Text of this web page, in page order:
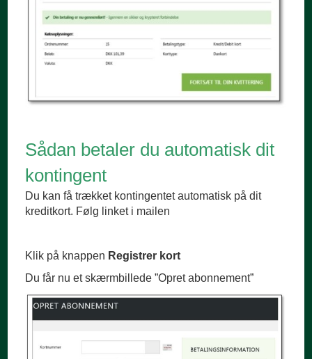
Sådan betaler du automatisk dit
kontingent
Du kan få trækket kontingentet automatisk på dit
kreditkort. Følg linket i mailen
Klik på knappen Registrer kort
Du får nu et skærmbillede ”Opret abonnement”